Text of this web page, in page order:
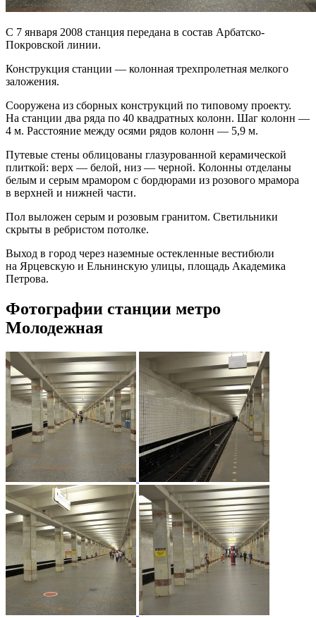
С 7 января 2008 станция передана в состав Арбатско-
Покровской линии.
Конструкция станции — колонная трехпролетная мелкого
заложения.
Сооружена из сборных конструкций по типовому проекту.
На станции два ряда по 40 квадратных колонн. Шаг колонн —
4 м. Расстояние между осями рядов колонн — 5,9 м.
Путевые стены облицованы глазурованной керамической
плиткой: верх — белой, низ — черной. Колонны отделаны
белым и серым мрамором с бордюрами из розового мрамора
в верхней и нижней части.
Пол выложен серым и розовым гранитом. Светильники
скрыты в ребристом потолке.
Выход в город через наземные остекленные вестибюли
на Ярцевскую и Ельнинскую улицы, площадь Академика
Петрова.
Фотографии станции метро
Молодежная